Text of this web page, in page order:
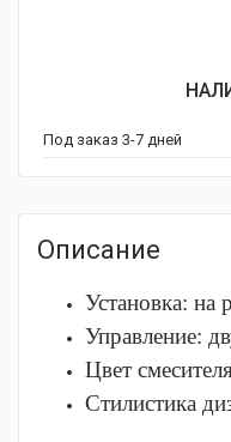
Под заказ 3-7 дней
Описание
Установка: на
Управление:
Цвет
Стилистика